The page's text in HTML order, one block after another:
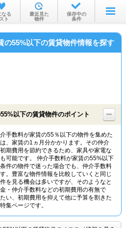
部屋を探す
沿線・駅から
物件特集から
TOP
なる
ト
最近見た
物件
保存中の
条件
の55%以下の賃貸物件情報を探す
以下の賃貸物件のポイント
手数料が家賃の55％以下の物件を集めた
、家賃の1ヵ月分かかります。その仲介
期費用を節約できるため、家具や家電な
可能です。 仲介手数料が家賃の55%以下
件の物件で迷った場合でも、仲介手数料
。豊富な物件情報を比較していくと同じ
を見る機会は多いですが、そのようなと
・仲介手数料などの初期費用の有無で
い、初期費用を抑えて他に予算を割きた
集ページです。